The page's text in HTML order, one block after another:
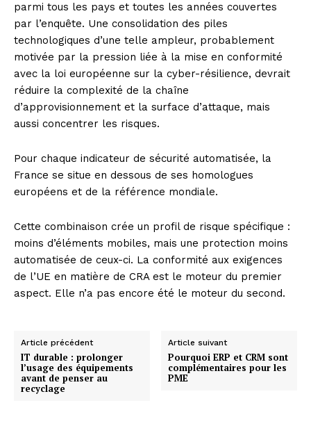
parmi tous les pays et toutes les années couvertes
par l’enquête. Une consolidation des piles
technologiques d’une telle ampleur, probablement
motivée par la pression liée à la mise en conformité
avec la loi européenne sur la cyber-résilience, devrait
réduire la complexité de la chaîne
d’approvisionnement et la surface d’attaque, mais
aussi concentrer les risques.
Pour chaque indicateur de sécurité automatisée, la
France se situe en dessous de ses homologues
européens et de la référence mondiale.
Cette combinaison crée un profil de risque spécifique :
moins d’éléments mobiles, mais une protection moins
automatisée de ceux-ci. La conformité aux exigences
de l’UE en matière de CRA est le moteur du premier
aspect. Elle n’a pas encore été le moteur du second.
Article précédent
IT durable : prolonger
l’usage des équipements
avant de penser au
recyclage
Article suivant
Pourquoi ERP et CRM sont
complémentaires pour les
PME